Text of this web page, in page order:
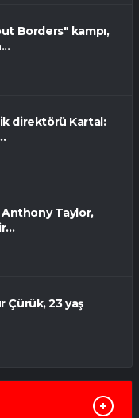
Borders" kampı,
direktörü Kartal:
Taylor,
Çürük, 23 yaş